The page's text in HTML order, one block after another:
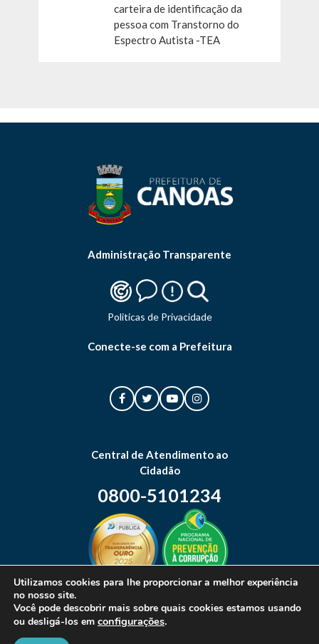
carteira de identificação da
pessoa com Transtorno do
Espectro Autista -TEA
Administração Transparente
Politicas de Privacidade
Conecte-se com a Prefeitura
Central de Atendimento ao
Cidadão
0800-5101234
Utilizamos cookies para lhe proporcionar a melhor experiência
no nosso site.
Você pode descobrir mais sobre quais cookies estamos usando
ou desligá-los em configurações.